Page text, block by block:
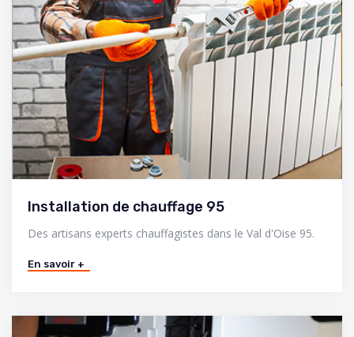
Installation de chauffage 95
Des artisans experts chauffagistes dans le Val d'Oise 95.
En savoir +